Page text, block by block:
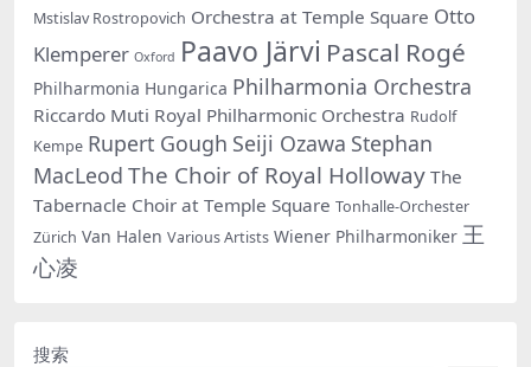
Mstislav Rostropovich Orchestra at Temple Square Otto
Klemperer Oxford Paavo Järvi Pascal Rogé
Philharmonia Hungarica Philharmonia Orchestra
Riccardo Muti Royal Philharmonic Orchestra Rudolf
Kempe Rupert Gough Seiji Ozawa Stephan
MacLeod The Choir of Royal Holloway The
Tabernacle Choir at Temple Square Tonhalle-Orchester
Zürich Van Halen Various Artists Wiener Philharmoniker 王
心凌
搜索